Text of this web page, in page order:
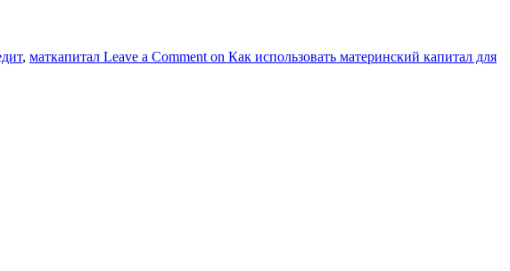
, маткапитал Leave a Comment on Как использовать материнский капитал для